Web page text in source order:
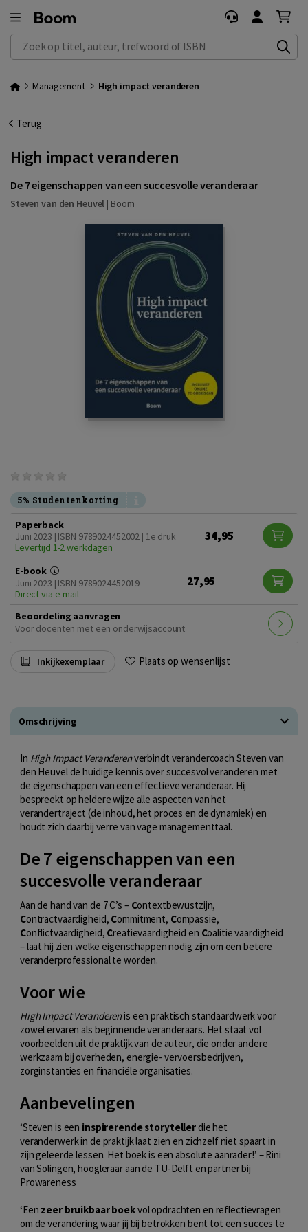
Zoek op titel, auteur, trefwoord of ISBN
Management High impact veranderen
Terug
High impact veranderen
De 7 eigenschappen van een succesvolle veranderaar
Steven van den Heuvel | Boom
5% Studentenkorting
Paperback
Juni 2023 | ISBN 9789024452002 | 1e druk
Levertijd 1-2 werkdagen
34,95
E-book
Juni 2023 | ISBN 9789024452019
Direct via e-mail
27,95
Beoordeling aanvragen
Voor docenten met een onderwijsaccount
Inkijkexemplaar Plaats op wensenlijst
Omschrijving
In High Impact Veranderenverbindt verandercoach Steven van
den Heuvel de huidige kennis over succesvol veranderen met
de eigenschappen van een effectieve veranderaar. Hij
bespreekt op heldere wijze alle aspecten van het
verandertraject (de inhoud, het proces en de dynamiek) en
houdt zich daarbij verre van vage managementtaal.
De 7 eigenschappen van een
succesvolle veranderaar
Aan de hand van de 7 C’s – Contextbewustzijn,
Contractvaardigheid, Commitment, Compassie,
Conflictvaardigheid, Creatievaardigheid en Coalitie vaardigheid
– laat hij zien welke eigenschappen nodig zijn om een betere
veranderprofessional te worden.
Voor wie
High Impact Veranderenis een praktisch standaardwerk voor
zowel ervaren als beginnende veranderaars. Het staat vol
voorbeelden uit de praktijk van de auteur, die onder andere
werkzaam bij overheden, energie- vervoersbedrijven,
zorginstanties en financiële organisaties.
Aanbevelingen
‘Steven is een inspirerende storytellerdie het
veranderwerk in de praktijk laat zien en zichzelf niet spaart in
zijn geleerde lessen. Het boek is een absolute aanrader!’ – Rini
van Solingen, hoogleraar aan de TU-Delft en partner bij
Prowareness
‘Een zeer bruikbaar boekvol opdrachten en reflectievragen
om de verandering waar jij bij betrokken bent tot een succes te